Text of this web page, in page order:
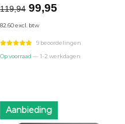
119,94 Oorspronkelijke
was:
€119,94.
99,95Huidige
€99,95.
82.60 excl. btw
9 beoordelingen
Op voorraad — 1-2 werkdagen
Aanbieding